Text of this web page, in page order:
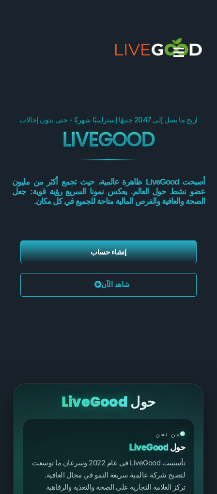
اربح ما يصل إلى 2047 جنيهًا إسترلينيًا شهريًا - حتى بدون إحالات
LIVEGOOD
أصبحت LiveGood ظاهرة عالمية، حيث تجمع أكثر من مليون
عضو نشط حول العالم. يعكس نمونا السريع رؤية قوية: جعل
الصحة والعافية والفرص المالية متاحة للجميع في كل مكان.
إنشاء حساب
شاهد الآن
حول LiveGood
من نحن
حول LiveGood
تأسست LiveGood في عام 2022 وسرعان ما توسعت
لتصبح شركة عالمية سريعة النمو في مجال العافية.
تركز العلامة التجارية على الصحة والتغذية والرفاهية